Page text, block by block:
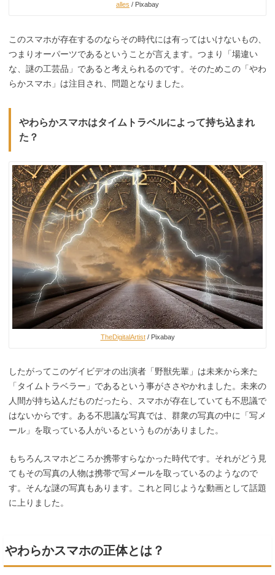
alles / Pixabay
このスマホが存在するのならその時代には有ってはいけないもの、
つまりオーパーツであるということが言えます。つまり「場違い
な、謎の工芸品」であると考えられるのです。そのためこの「やわ
らかスマホ」は注目され、問題となりました。
やわらかスマホはタイムトラベルによって持ち込まれ
た？
TheDigitalArtist/ Pixabay
したがってこのゲイビデオの出演者「野獣先輩」は未来から来た
「タイムトラベラー」であるという事がささやかれました。未来の
人間が持ち込んだものだったら、スマホが存在していても不思議で
はないからです。ある不思議な写真では、群衆の写真の中に「写メ
ール」を取っている人がいるというものがありました。
もちろんスマホどころか携帯すらなかった時代です。それがどう見
てもその写真の人物は携帯で写メールを取っているのようなので
す。そんな謎の写真もあります。これと同じような動画として話題
に上りました。
やわらかスマホの正体とは？